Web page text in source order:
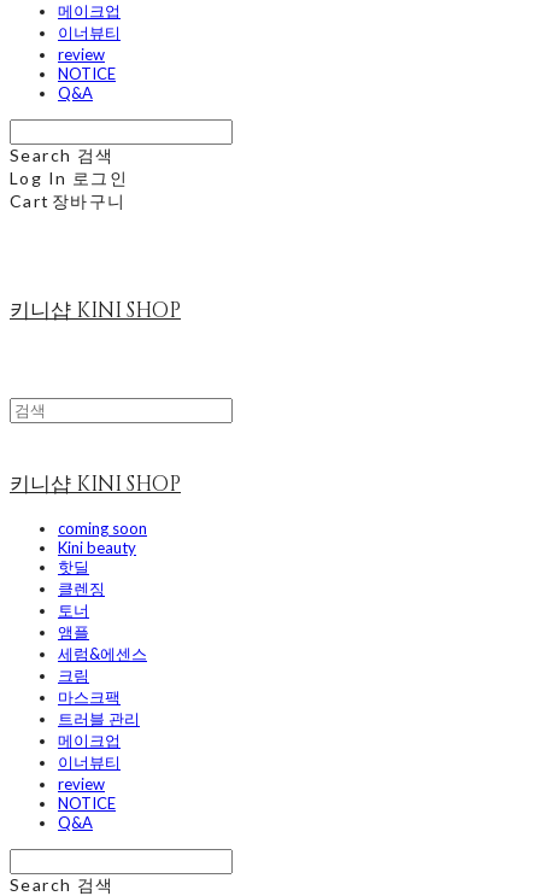
메이크업
이너뷰티
review
NOTICE
Q&A
Search 검색
Log In 로그인
Cart 장바구니
키니샵 KINI SHOP
키니샵 KINI SHOP
coming soon
Kini beauty
핫딜
클렌징
토너
앰플
세럼&에센스
크림
마스크팩
트러블 관리
메이크업
이너뷰티
review
NOTICE
Q&A
Search 검색